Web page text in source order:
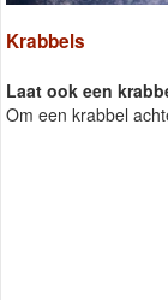
Krabbels
Laat ook een
Om een krabbel